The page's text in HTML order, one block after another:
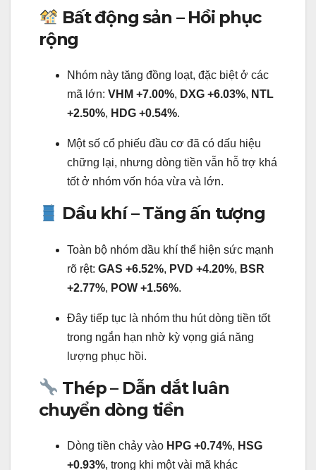
Bất động sản – Hồi phục
rộng
Nhóm này tăng đồng loạt, đặc biệt ở các
mã lớn: VHM +7.00%, DXG +6.03%, NTL
+2.50%, HDG +0.54%.
Một số cổ phiếu đầu cơ đã có dấu hiệu
chững lại, nhưng dòng tiền vẫn hỗ trợ khá
tốt ở nhóm vốn hóa vừa và lớn.
Dầu khí – Tăng ấn tượng
Toàn bộ nhóm dầu khí thể hiện sức mạnh
rõ rệt: GAS +6.52%, PVD +4.20%, BSR
+2.77%, POW +1.56%.
Đây tiếp tục là nhóm thu hút dòng tiền tốt
trong ngắn hạn nhờ kỳ vọng giá năng
lượng phục hồi.
Thép – Dẫn dắt luân
chuyển dòng tiền
Dòng tiền chảy vào HPG +0.74%, HSG
+0.93%, trong khi một vài mã khác